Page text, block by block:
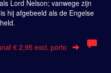
Lord Nelson; vanwege zijn
hij afgebeeld als de Engelse
€ 2,95 excl. porto